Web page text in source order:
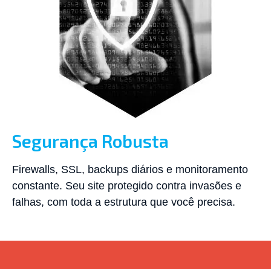
Segurança Robusta
Firewalls, SSL, backups diários e monitoramento
constante. Seu site protegido contra invasões e
falhas, com toda a estrutura que você precisa.